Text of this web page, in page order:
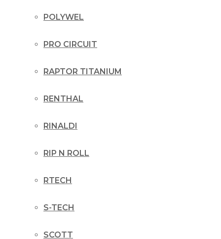
POLYWEL
PRO CIRCUIT
RAPTOR TITANIUM
RENTHAL
RINALDI
RIP N ROLL
RTECH
S-TECH
SCOTT